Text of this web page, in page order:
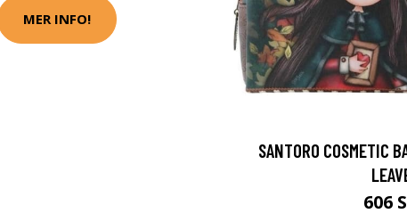
MER INFO!
SANTORO COSMETIC
606